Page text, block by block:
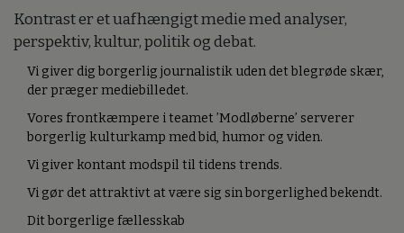
Kontrast er et uafhængigt medie med analyser,
perspektiv, kultur, politik og debat.
Vi giver dig borgerlig journalistik uden det blegrøde skær,
der præger mediebilledet.
Vores frontkæmpere i teamet ’Modløberne’ serverer
borgerlig kulturkamp med bid, humor og viden.
Vi giver kontant modspil til tidens trends.
Vi gør det attraktivt at være sig sin borgerlighed bekendt.
Dit borgerlige fællesskab